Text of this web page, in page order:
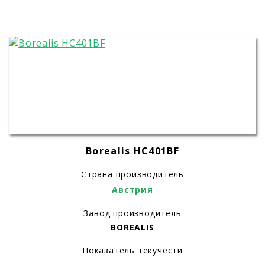
Borealis HC401BF
Страна производитель
Австрия
Завод производитель
BOREALIS
Показатель текучести